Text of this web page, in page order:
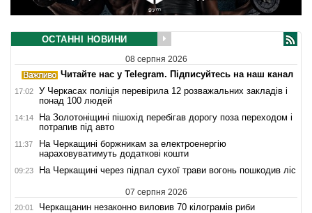
ОСТАННІ НОВИНИ
08 серпня 2026
Читайте нас у Telegram. Підписуйтесь на наш канал
17:02
У Черкасах поліція перевірила 12 розважальних закладів і
понад 100 людей
14:14
На Золотоніщині пішохід перебігав дорогу поза переходом і
потрапив під авто
11:37
На Черкащині боржникам за електроенергію
нараховуватимуть додаткові кошти
09:23 На Черкащині через підпал сухої трави вогонь пошкодив ліс
07 серпня 2026
20:01 Черкащанин незаконно виловив 70 кілограмів риби